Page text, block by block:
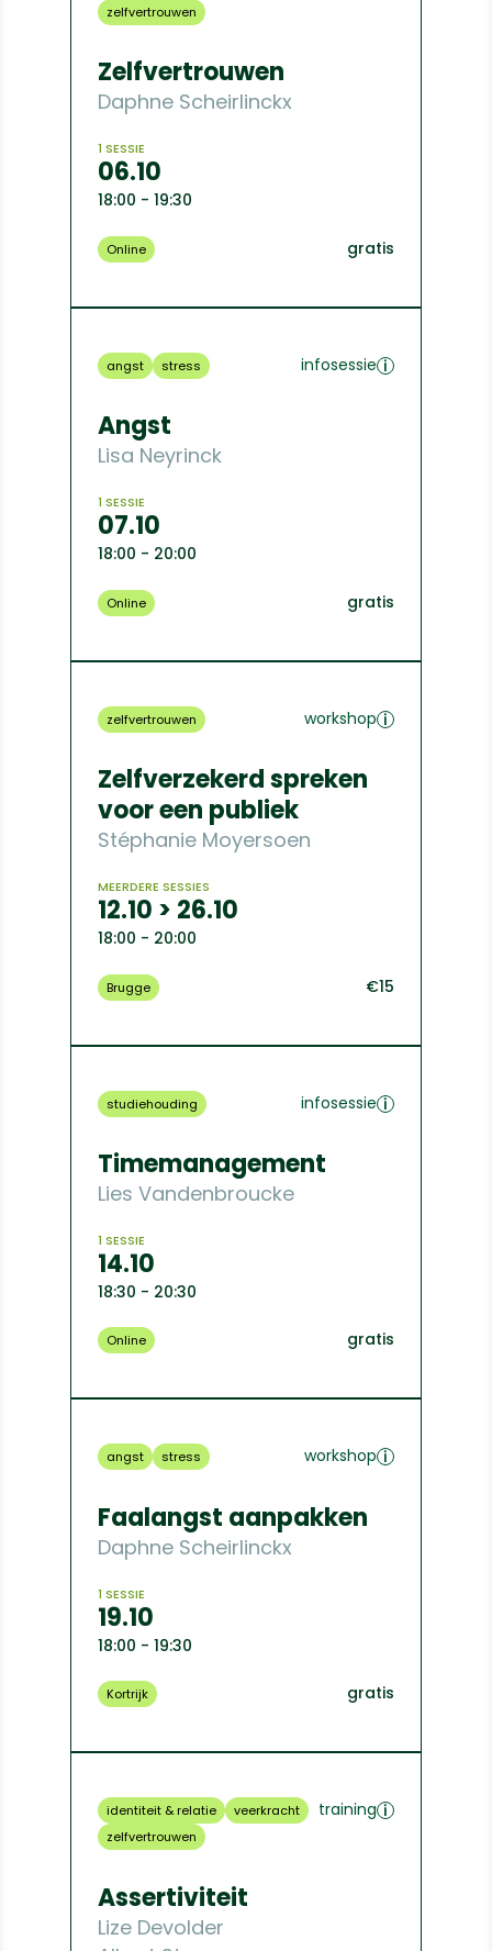
zelfvertrouwen
Zelfvertrouwen
Daphne Scheirlinckx
1 SESSIE
06.10
18:00 - 19:30
Online gratis
angst stress infosessie
Angst
Lisa Neyrinck
1 SESSIE
07.10
18:00 - 20:00
Online gratis
zelfvertrouwen workshop
Zelfverzekerd spreken
voor een publiek
Stéphanie Moyersoen
MEERDERE SESSIES
12.10 > 26.10
18:00 - 20:00
Brugge €15
studiehouding infosessie
Timemanagement
Lies Vandenbroucke
1 SESSIE
14.10
18:30 - 20:30
Online gratis
angst stress workshop
Faalangst aanpakken
Daphne Scheirlinckx
1 SESSIE
19.10
18:00 - 19:30
Kortrijk gratis
identiteit & relatie
veerkracht
zelfvertrouwen
training
Assertiviteit
Lize Devolder